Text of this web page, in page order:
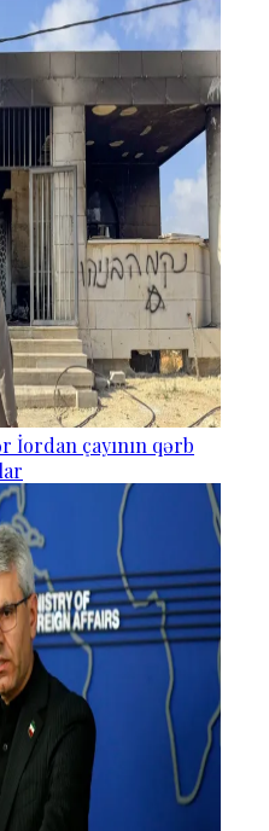
çayının qərb